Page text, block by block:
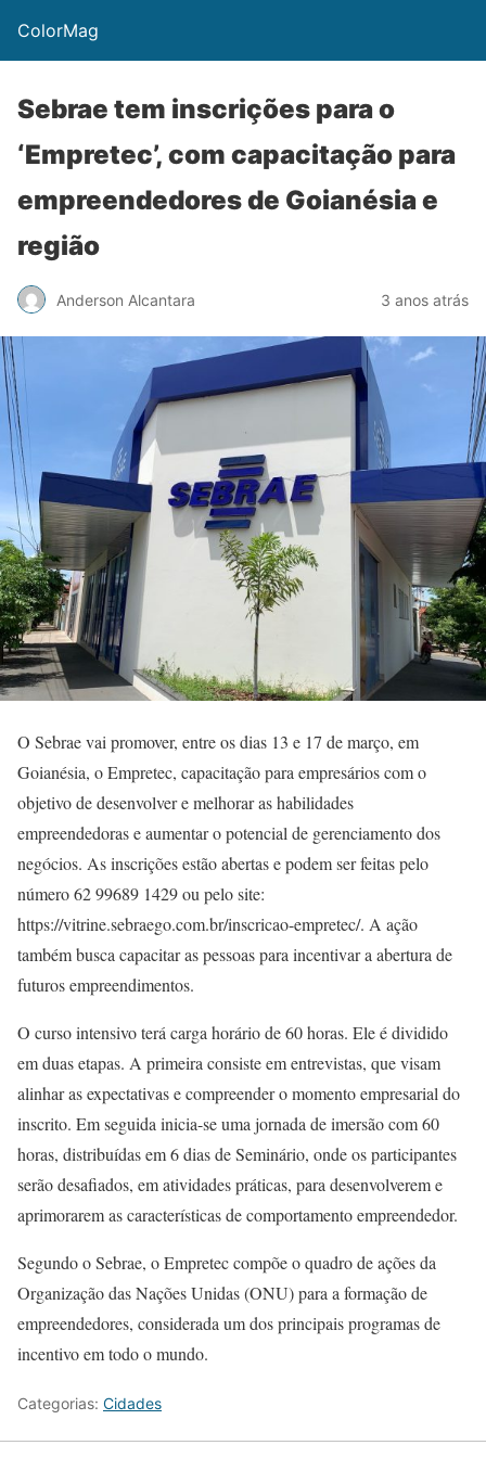
ColorMag
Sebrae tem inscrições para o
‘Empretec’, com capacitação para
empreendedores de Goianésia e
região
Anderson Alcantara 3 anos atrás
O Sebrae vai promover, entre os dias 13 e 17 de março, em
Goianésia, o Empretec, capacitação para empresários com o
objetivo de desenvolver e melhorar as habilidades
empreendedoras e aumentar o potencial de gerenciamento dos
negócios. As inscrições estão abertas e podem ser feitas pelo
número 62 99689 1429 ou pelo site:
https://vitrine.sebraego.com.br/inscricao-empretec/. A ação
também busca capacitar as pessoas para incentivar a abertura de
futuros empreendimentos.
O curso intensivo terá carga horário de 60 horas. Ele é dividido
em duas etapas. A primeira consiste em entrevistas, que visam
alinhar as expectativas e compreender o momento empresarial do
inscrito. Em seguida inicia-se uma jornada de imersão com 60
horas, distribuídas em 6 dias de Seminário, onde os participantes
serão desafiados, em atividades práticas, para desenvolverem e
aprimorarem as características de comportamento empreendedor.
Segundo o Sebrae, o Empretec compõe o quadro de ações da
Organização das Nações Unidas (ONU) para a formação de
empreendedores, considerada um dos principais programas de
incentivo em todo o mundo.
Categorias: Cidades